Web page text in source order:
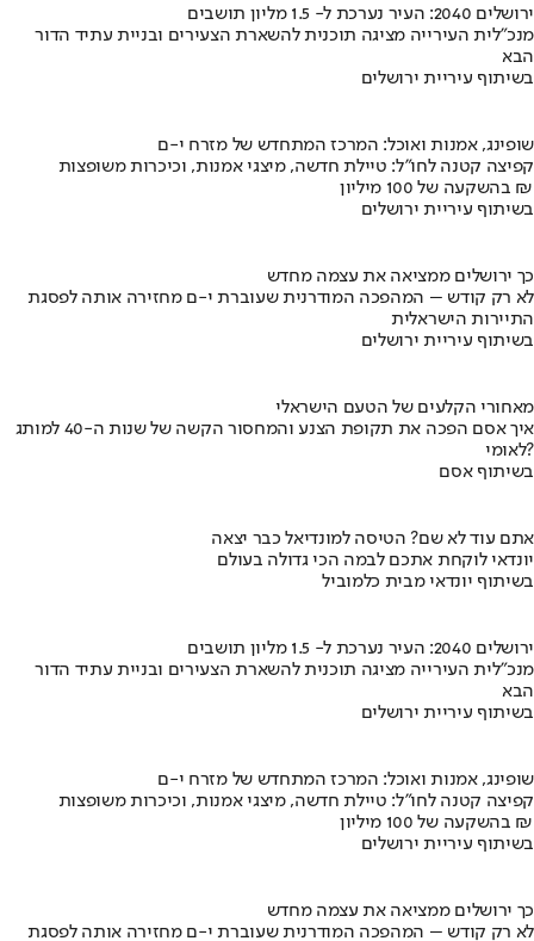
ירושלים 2040: העיר נערכת ל- 1.5 מליון תושבים
מנכ"לית העירייה מציגה תוכנית להשארת הצעירים ובניית עתיד הדור
הבא
בשיתוף עיריית ירושלים
שופינג, אמנות ואוכל: המרכז המתחדש של מזרח י-ם
קפיצה קטנה לחו"ל: טיילת חדשה, מיצגי אמנות, וכיכרות משופצות
בהשקעה של 100 מיליון ₪
בשיתוף עיריית ירושלים
כך ירושלים ממציאה את עצמה מחדש
לא רק קודש – המהפכה המודרנית שעוברת י-ם מחזירה אותה לפסגת
התיירות הישראלית
בשיתוף עיריית ירושלים
מאחורי הקלעים של הטעם הישראלי
איך אסם הפכה את תקופת הצנע והמחסור הקשה של שנות ה-40 למותג
לאומי?
בשיתוף אסם
אתם עוד לא שם? הטיסה למונדיאל כבר יצאה
יונדאי לוקחת אתכם לבמה הכי גדולה בעולם
בשיתוף יונדאי מבית כלמוביל
ירושלים 2040: העיר נערכת ל- 1.5 מליון תושבים
מנכ"לית העירייה מציגה תוכנית להשארת הצעירים ובניית עתיד הדור
הבא
בשיתוף עיריית ירושלים
שופינג, אמנות ואוכל: המרכז המתחדש של מזרח י-ם
קפיצה קטנה לחו"ל: טיילת חדשה, מיצגי אמנות, וכיכרות משופצות
בהשקעה של 100 מיליון ₪
בשיתוף עיריית ירושלים
כך ירושלים ממציאה את עצמה מחדש
לא רק קודש – המהפכה המודרנית שעוברת י-ם מחזירה אותה לפסגת